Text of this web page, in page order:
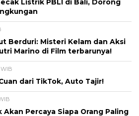
Listrik PBLI di Bali, Dorong
Berduri: Misteri Kelam dan Aksi
Marino di Film terbarunya!
WIB
dari TikTok, Auto Tajir!
Akan Percaya Siapa Orang Paling